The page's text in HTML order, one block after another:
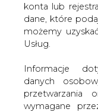
konta lub
dane, które
możemy
Usług.
Informacje
danych
przetwarzania
wymagane
Strona główna
infrastrukturalne i
2003-04-15 00:00